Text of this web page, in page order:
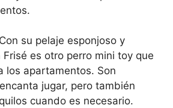
su pelaje esponjoso y
Frisé es otro perro mini toy que
los apartamentos. Son
jugar, pero también
cuando es necesario.